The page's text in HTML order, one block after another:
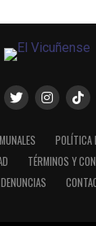
POLÍTICA
TÉRMINOS Y
DENUNCIAS